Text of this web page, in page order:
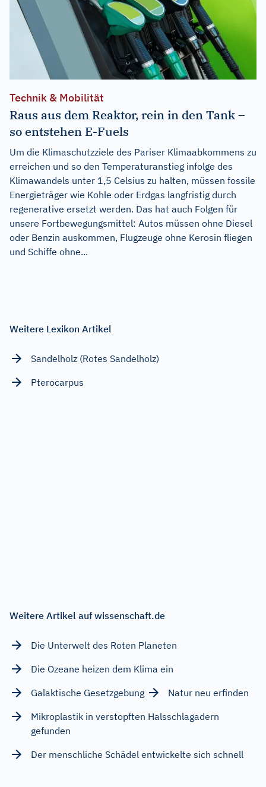
Technik & Mobilität
Raus aus dem Reaktor, rein in den Tank –
so entstehen E-Fuels
Um die Klimaschutzziele des Pariser Klimaabkommens zu
erreichen und so den Temperaturanstieg infolge des
Klimawandels unter 1,5 Celsius zu halten, müssen fossile
Energieträger wie Kohle oder Erdgas langfristig durch
regenerative ersetzt werden. Das hat auch Folgen für
unsere Fortbewegungsmittel: Autos müssen ohne Diesel
oder Benzin auskommen, Flugzeuge ohne Kerosin fliegen
und Schiffe ohne...
Weitere Lexikon Artikel
Sandelholz (Rotes Sandelholz)
Pterocarpus
Weitere Artikel auf wissenschaft.de
Die Unterwelt des Roten Planeten
Die Ozeane heizen dem Klima ein
Galaktische Gesetzgebung
Natur neu erfinden
Mikroplastik in verstopften Halsschlagadern
gefunden
Der menschliche Schädel entwickelte sich schnell